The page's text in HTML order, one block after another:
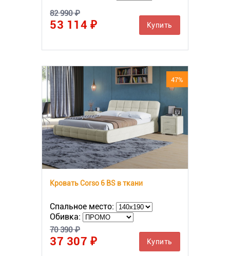
82 990 ₽
53 114 ₽ Купить
47%
Кровать Corso 6 BS в ткани
Спальное место:
Обивка:
70 390 ₽
37 307 ₽ Купить